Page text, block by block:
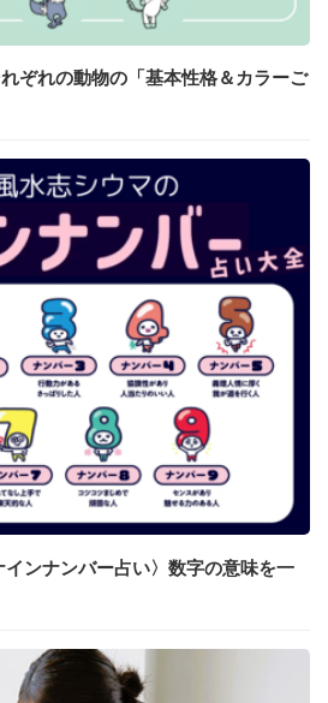
ぞれの動物の「基本性格＆カラーご
インナンバー占い〉数字の意味を一